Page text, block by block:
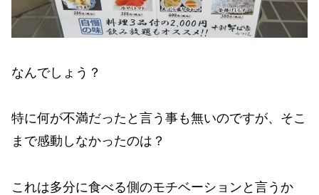
なんでしょう？
特に何が不満だったと言う事も無いのですが、そこ
まで感動しなかったのは？
これは多分に食べる側のモチベーションと言うか